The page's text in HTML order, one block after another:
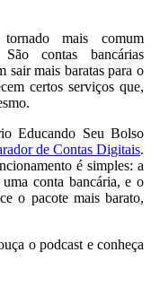
mais comum
contas bancárias
sair mais baratas para o
certos serviços que,
Educando Seu Bolso
de Contas Digitais.
é simples: a
conta bancária, e o
o pacote mais barato,
o podcast e conheça